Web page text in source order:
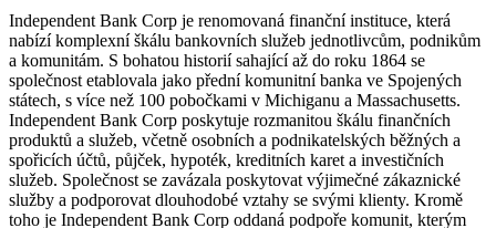
Independent Bank Corp je renomovaná finanční instituce, která
nabízí komplexní škálu bankovních služeb jednotlivcům, podnikům
a komunitám. S bohatou historií sahající až do roku 1864 se
společnost etablovala jako přední komunitní banka ve Spojených
státech, s více než 100 pobočkami v Michiganu a Massachusetts.
Independent Bank Corp poskytuje rozmanitou škálu finančních
produktů a služeb, včetně osobních a podnikatelských běžných a
spořicích účtů, půjček, hypoték, kreditních karet a investičních
služeb. Společnost se zavázala poskytovat výjimečné zákaznické
služby a podporovat dlouhodobé vztahy se svými klienty. Kromě
toho je Independent Bank Corp oddaná podpoře komunit, kterým